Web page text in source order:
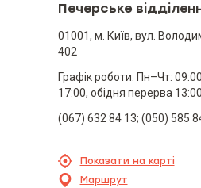
Печерське
01001, м. Київ, вул.
402
Графік роботи: Пн–Чт:
17:00, обідня перерва
(067) 632 84 13; (050) 585
Показати на карті
Маршрут